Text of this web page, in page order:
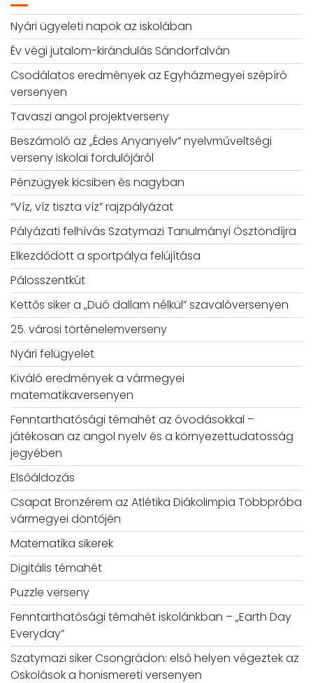
Nyári ügyeleti napok az iskolában
Év végi jutalom-kirándulás Sándorfalván
Csodálatos eredmények az Egyházmegyei szépíró
versenyen
Tavaszi angol projektverseny
Beszámoló az „Édes Anyanyelv” nyelvműveltségi
verseny iskolai fordulójáról
Pénzügyek kicsiben és nagyban
“Víz, víz tiszta víz” rajzpályázat
Pályázati felhívás Szatymazi Tanulmányi Ösztöndíjra
Elkezdődött a sportpálya felújítása
Pálosszentkút
Kettős siker a „Duó dallam nélkül” szavalóversenyen
25. városi történelemverseny
Nyári felügyelet
Kiváló eredmények a vármegyei
matematikaversenyen
Fenntarthatósági témahét az óvodásokkal –
játékosan az angol nyelv és a környezettudatosság
jegyében
Elsőáldozás
Csapat Bronzérem az Atlétika Diákolimpia Többpróba
vármegyei döntőjén
Matematika sikerek
Digitális témahét
Puzzle verseny
Fenntarthatósági témahét iskolánkban – „Earth Day
Everyday”
Szatymazi siker Csongrádon: első helyen végeztek az
Oskolások a honismereti versenyen